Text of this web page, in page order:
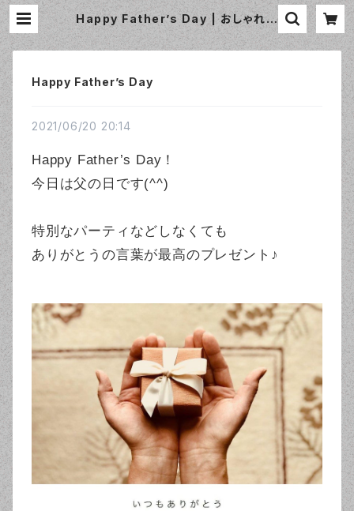
Happy Father’s Day | おしゃれな
エプロン通販のamorico（アモリコ）
☆インポートエプロン専門店
Happy Father’s Day
2021/06/20 20:14
Happy Father’s Day！
今日は父の日です(^^)
特別なパーティなどしなくても
ありがとうの言葉が最高のプレゼント♪